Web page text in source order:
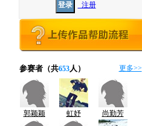
注册
更多>>
参赛者（共653人）
郭颖颖 虹妤 尚勤芳